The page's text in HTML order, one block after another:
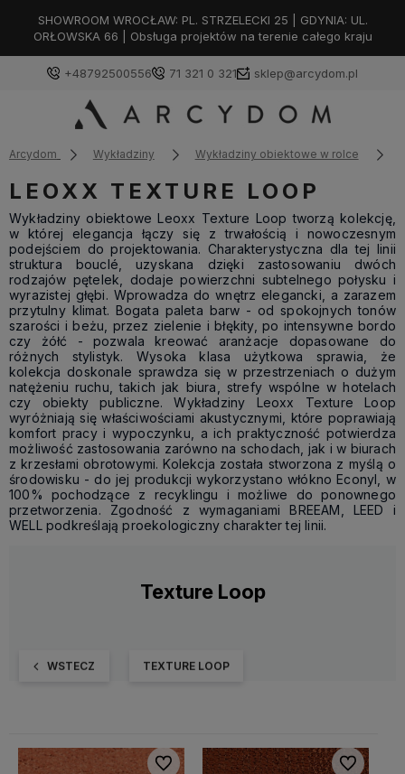
SHOWROOM WROCŁAW: PL. STRZELECKI 25 | GDYNIA: UL.
ORŁOWSKA 66 | Obsługa projektów na terenie całego kraju
+48792500556 71 321 0 321 sklep@arcydom.pl
Arcydom Wykładziny Wykładziny obiektowe w rolce
LEOXX TEXTURE LOOP
Wykładziny obiektowe Leoxx Texture Loop tworzą kolekcję,
w której elegancja łączy się z trwałością i nowoczesnym
podejściem do projektowania. Charakterystyczna dla tej linii
struktura bouclé, uzyskana dzięki zastosowaniu dwóch
rodzajów pętelek, dodaje powierzchni subtelnego połysku i
wyrazistej głębi. Wprowadza do wnętrz elegancki, a zarazem
przytulny klimat. Bogata paleta barw - od spokojnych tonów
szarości i beżu, przez zielenie i błękity, po intensywne bordo
czy żółć - pozwala kreować aranżacje dopasowane do
różnych stylistyk. Wysoka klasa użytkowa sprawia, że
kolekcja doskonale sprawdza się w przestrzeniach o dużym
natężeniu ruchu, takich jak biura, strefy wspólne w hotelach
czy obiekty publiczne. Wykładziny Leoxx Texture Loop
wyróżniają się właściwościami akustycznymi, które poprawiają
komfort pracy i wypoczynku, a ich praktyczność potwierdza
możliwość zastosowania zarówno na schodach, jak i w biurach
z krzesłami obrotowymi. Kolekcja została stworzona z myślą o
środowisku - do jej produkcji wykorzystano włókno Econyl, w
100% pochodzące z recyklingu i możliwe do ponownego
przetworzenia. Zgodność z wymaganiami BREEAM, LEED i
WELL podkreślają proekologiczny charakter tej linii.
Texture Loop
WSTECZ TEXTURE LOOP
Do ulubionych Do